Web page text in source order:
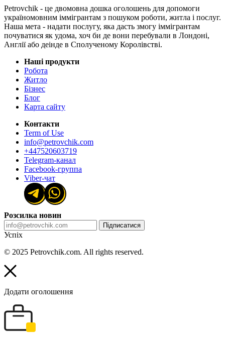
Petrovchik - це двомовна дошка оголошень для допомоги
україномовним іммігрантам з пошуком роботи, житла і послуг.
Наша мета - надати послугу, яка дасть змогу іммігрантам
почуватися як удома, хоч би де вони перебували в Лондоні,
Англії або деінде в Сполученому Королівстві.
Наші продукти
Робота
Житло
Бізнес
Блог
Карта сайту
Контакти
Term of Use
info@petrovchik.com
+447520603719
Telegram-канал
Facebook-группа
Viber-чат
Розсилка новин
Підписатися
Успіх
© 2025 Petrovchik.com. All rights reserved.
Додати оголошення